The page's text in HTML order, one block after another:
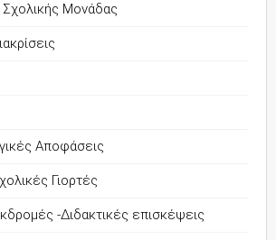
Μονάδας
Αποφάσεις
Γιορτές
-Διδακτικές επισκέψεις